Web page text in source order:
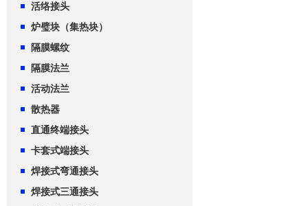
活络接头
炉璧块（集热块）
隔膜螺纹
隔膜法兰
活动法兰
散热器
直通终端接头
卡套式端接头
焊接式弯通接头
焊接式三通接头